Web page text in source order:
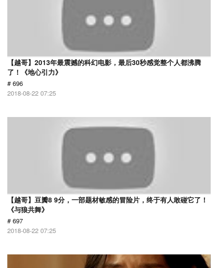
【越哥】2013年最震撼的科幻电影，最后30秒感觉整个人都沸腾
了！《地心引力》
# 696
2018-08-22 07:25
【越哥】豆瓣8 9分，一部题材敏感的冒险片，终于有人敢碰它了！
《与狼共舞》
# 697
2018-08-22 07:25